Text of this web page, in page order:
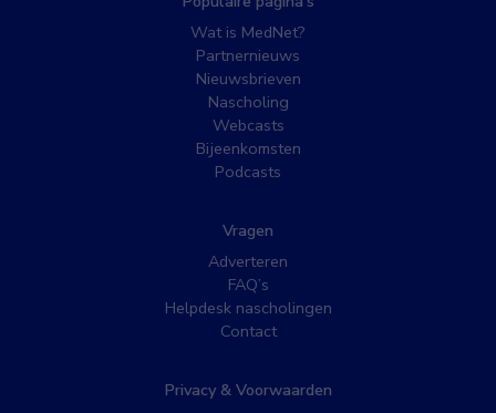
Wat is MedNet?
Partnernieuws
Nieuwsbrieven
Nascholing
Webcasts
Bijeenkomsten
Podcasts
Vragen
Adverteren
FAQ’s
Helpdesk nascholingen
Contact
Privacy & Voorwaarden